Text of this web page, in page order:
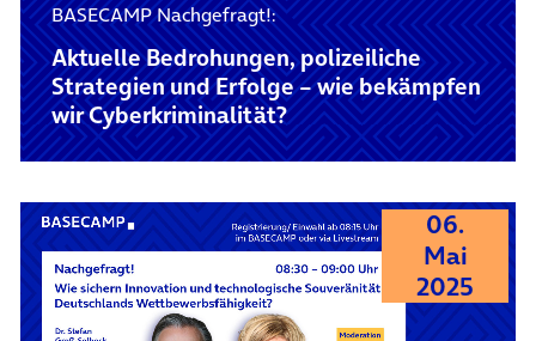
BASECAMP Nachgefragt!:
Aktuelle Bedrohungen, polizeiliche
Strategien und Erfolge – wie bekämpfen
wir Cyberkriminalität?
06.
Mai
2025